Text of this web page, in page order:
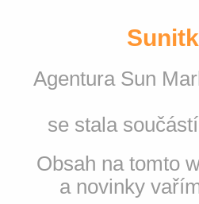
Agentura Sun
se stala
Obsah na tomto
a novinky
aneb šlo opravdu
na PPC v